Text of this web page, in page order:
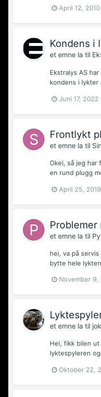
April 12, 2010
Kondens i
et emne la til
Ekstralys AS
kondens i lykter
Juni 17, 2022
Frontlykt
et emne la til
Okei, så jeg har
en rund plugg
April 25, 2019
Problemer
et emne la til
hei, va på
bytte hele
November 9,
et emne la til
Hei, fikk bilen
lyktespyleren
Oktober 22,